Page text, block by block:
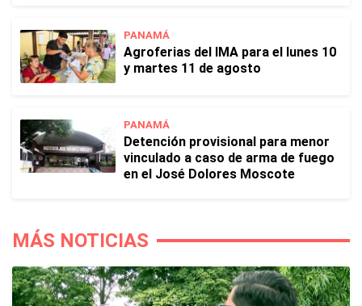
PANAMÁ
Agroferias del IMA para el lunes 10
y martes 11 de agosto
PANAMÁ
Detención provisional para menor
vinculado a caso de arma de fuego
en el José Dolores Moscote
MÁS NOTICIAS